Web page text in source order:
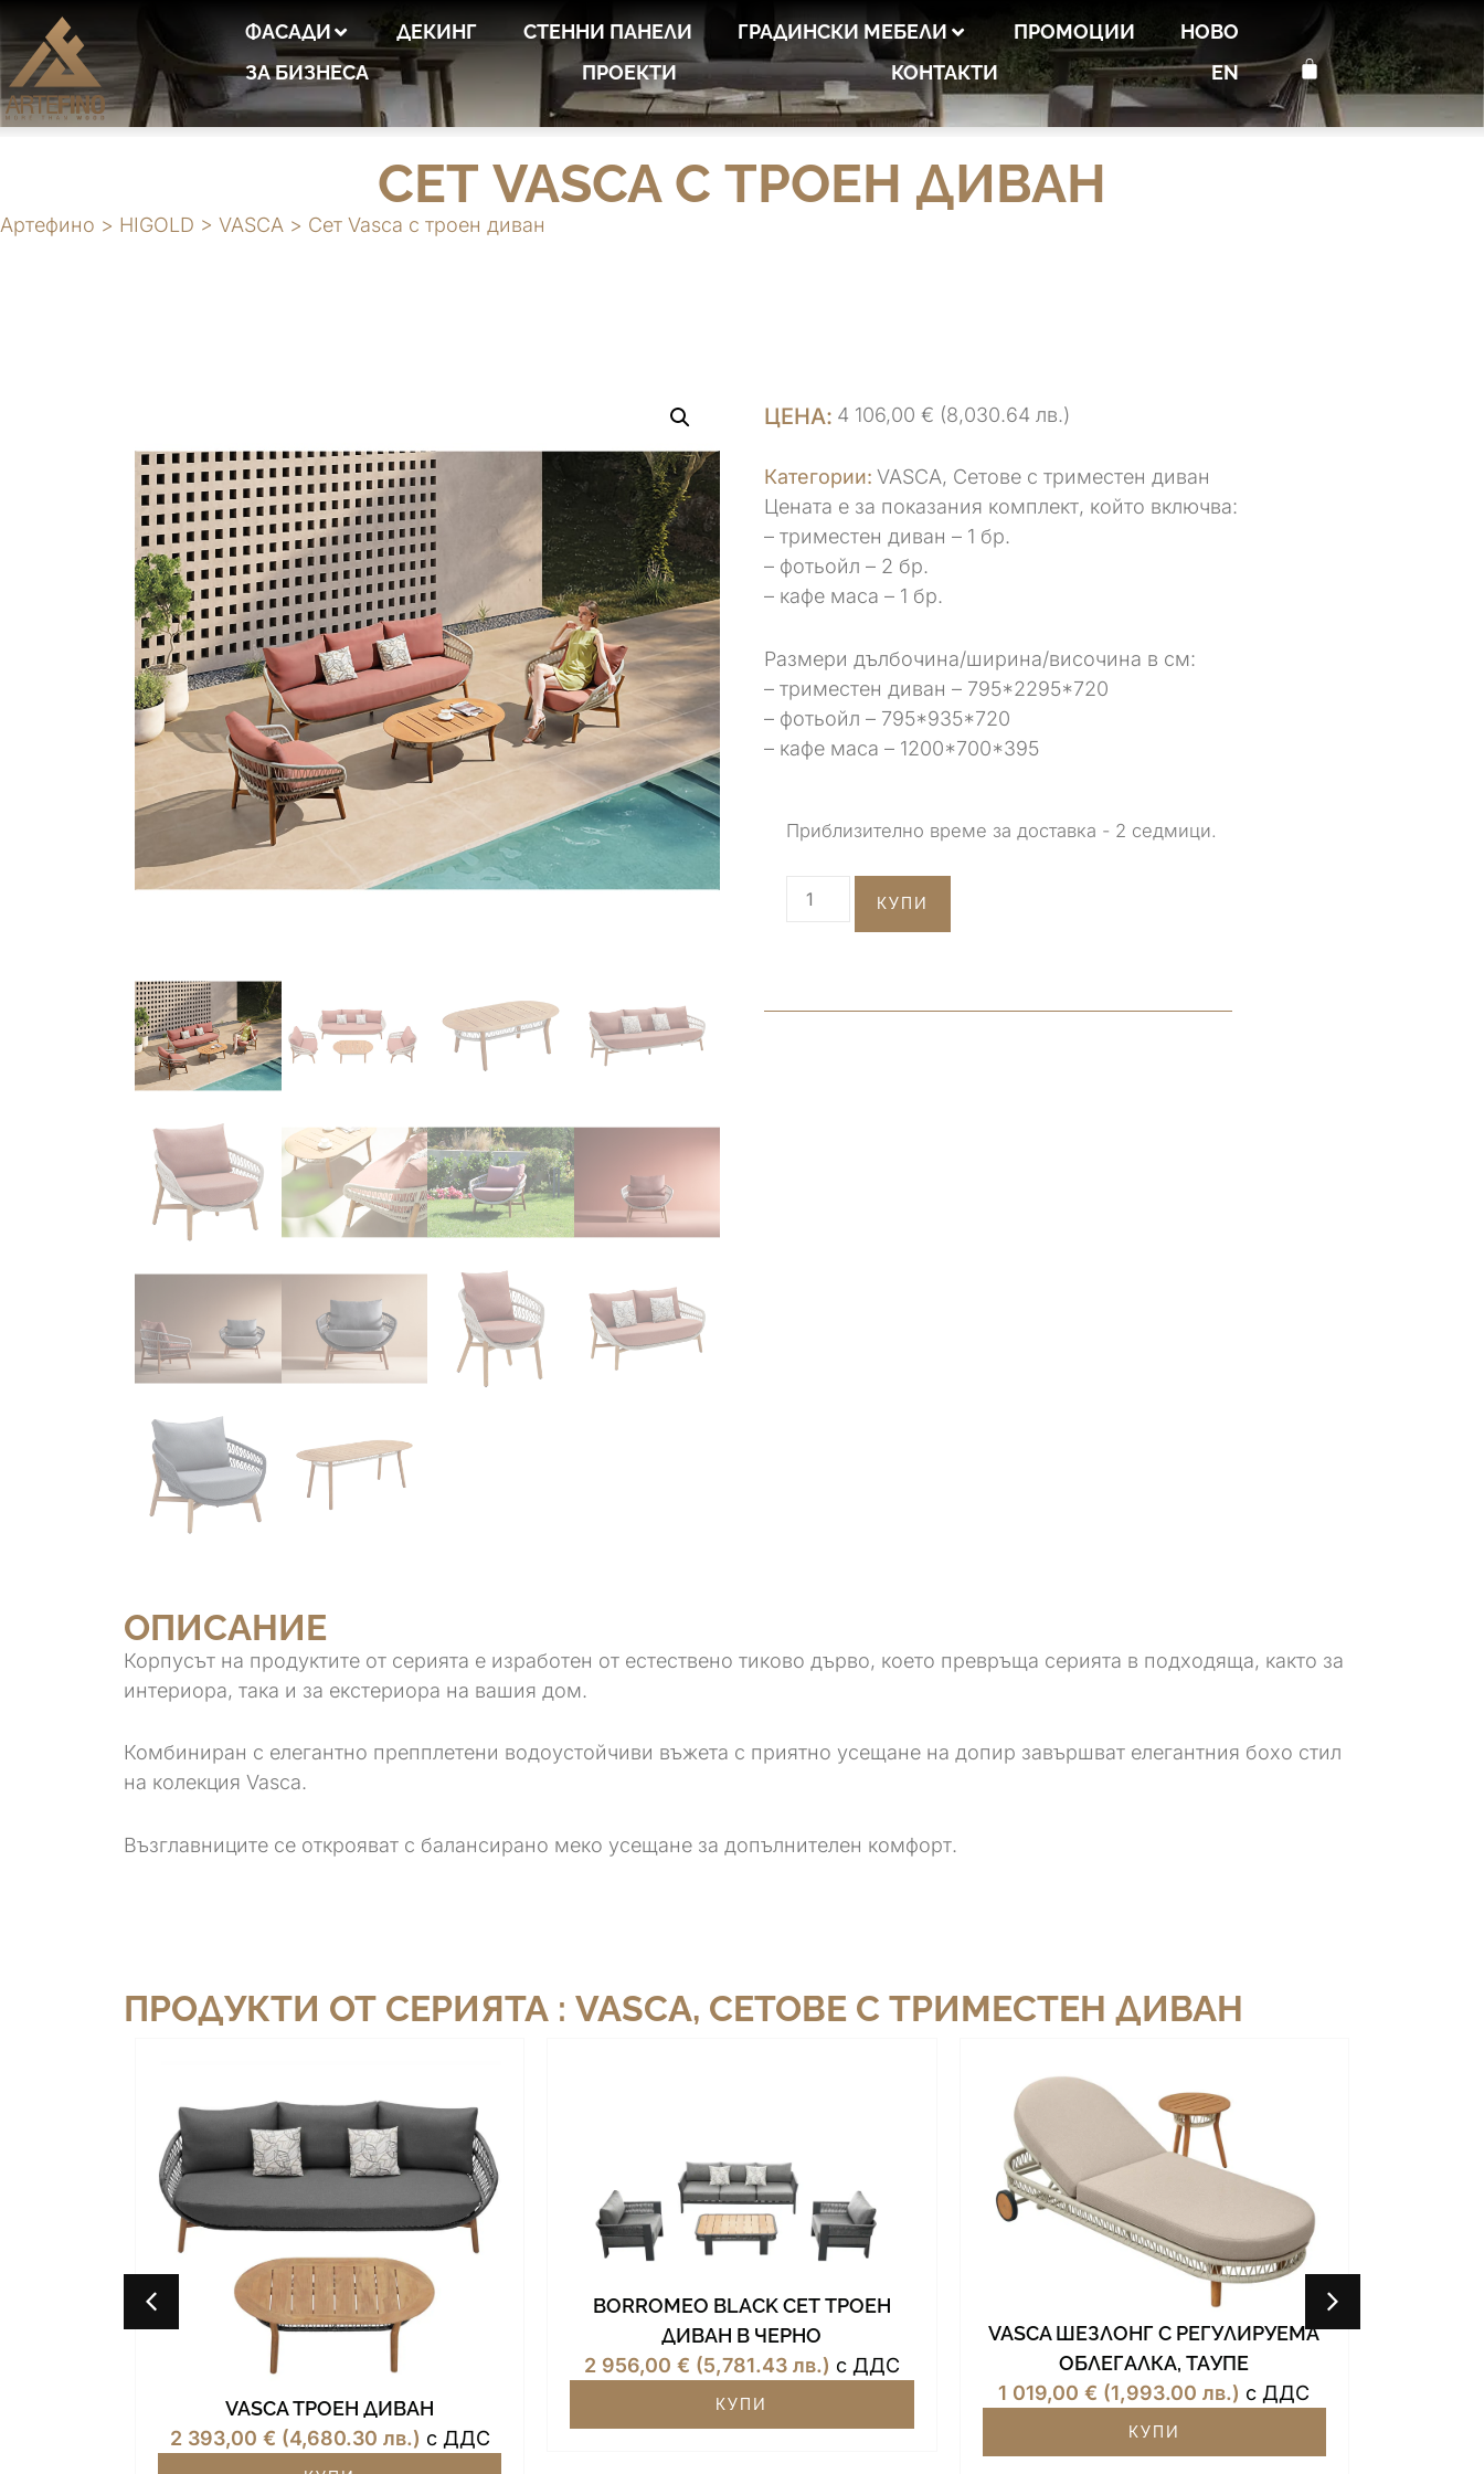
ФАСАДИ ДЕКИНГ СТЕННИ ПАНЕЛИ ГРАДИНСКИ МЕБЕЛИ ПРОМОЦИИ
НОВО
ЗА БИЗНЕСА
ПРОЕКТИ КОНТАКТИ EN
СЕТ VASCA С ТРОЕН ДИВАН
Артефино > HIGOLD > VASCA > Сет Vasca с троен диван
4 106,00 € (8,030.64 лв.)
VASCA, Сетове с триместен диван
Цената е за показания комплект, който включва:
– триместен диван – 1 бр.
– фотьойл – 2 бр.
– кафе маса – 1 бр.
Размери дълбочина/ширина/височина в см:
– триместен диван – 795*2295*720
– фотьойл – 795*935*720
– кафе маса – 1200*700*395
Приблизително време за доставка - 2 седмици.
КУПИ
ОПИСАНИЕ
Корпусът на продуктите от серията е изработен от естествено тиково дърво, което превръща серията в подходяща, както за
интериора, така и за екстериора на вашия дом.
Комбиниран с елегантно препплетени водоустойчиви въжета с приятно усещане на допир завършват елегантния бохо стил
на колекция Vasca.
Възглавниците се открояват с балансирано меко усещане за допълнителен комфорт.
ПРОДУКТИ ОТ СЕРИЯТА : VASCA, СЕТОВЕ С ТРИМЕСТЕН ДИВАН
VASCA ТРОЕН ДИВАН
2 393,00 € (4,680.30 лв.) с ДДС
BORROMEO BLACK СЕТ ТРОЕН
ДИВАН В ЧЕРНО
2 956,00 € (5,781.43 лв.) с ДДС
КУПИ
VASCA ШЕЗЛОНГ С РЕГУЛИРУЕМА
ОБЛЕГАЛКА, ТАУПЕ
1 019,00€ (1,993.00 лв.) с ДДС
КУПИ